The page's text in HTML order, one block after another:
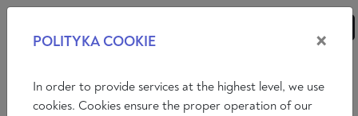
POLITYKA COOKIE ×
In order to provide services at the highest level, we use
cookies. Cookies ensure the proper operation of our